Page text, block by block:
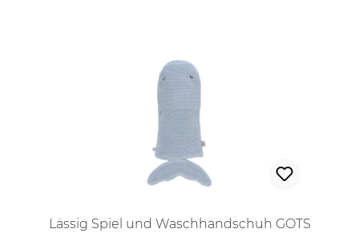
Lässig Spiel und Waschhandschuh GOTS